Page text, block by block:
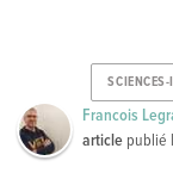
Francois
article